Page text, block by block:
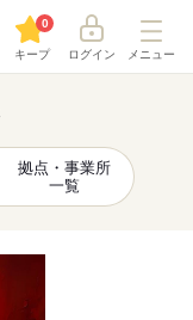
キープ
0
ログイン メニュー
拠点・事業所
一覧